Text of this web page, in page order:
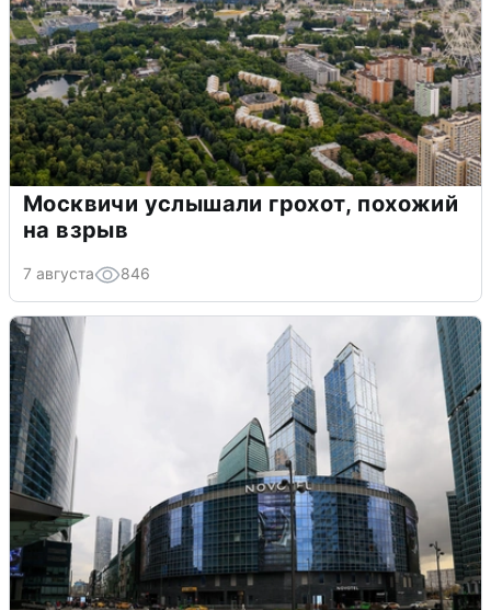
Москвичи услышали грохот, похожий
на взрыв
7 августа 846